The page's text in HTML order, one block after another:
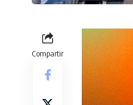
Compartir